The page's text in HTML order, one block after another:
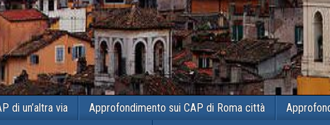
di un’altra via Approfondimento sui CAP di Roma città